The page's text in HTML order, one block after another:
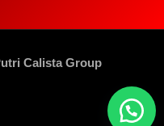
Calista Group